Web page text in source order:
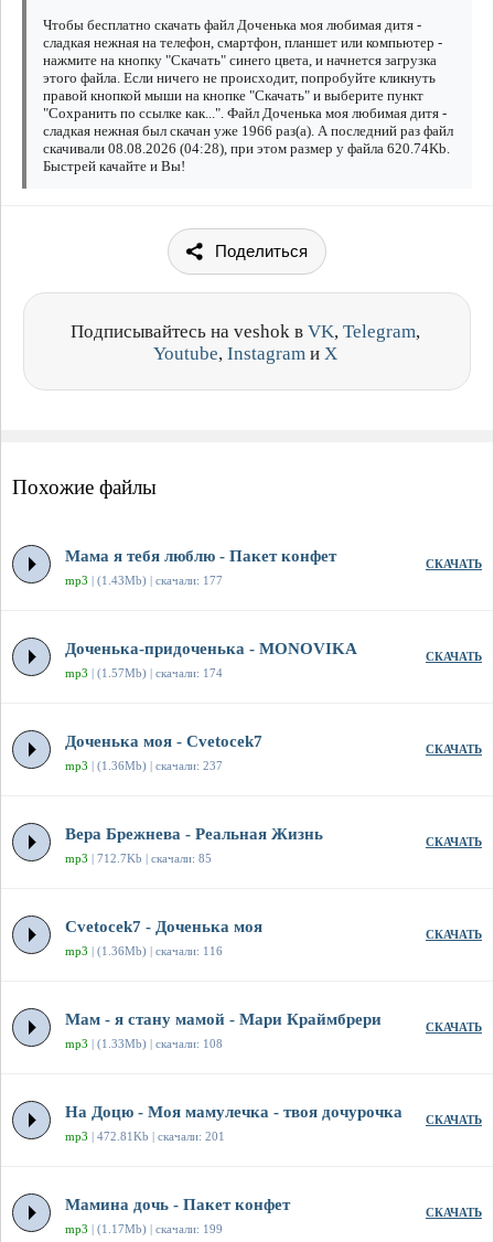
Чтобы бесплатно скачать файл Доченька моя любимая дитя -
сладкая нежная на телефон, смартфон, планшет или компьютер -
нажмите на кнопку "Скачать" синего цвета, и начнется загрузка
этого файла. Если ничего не происходит, попробуйте кликнуть
правой кнопкой мыши на кнопке "Скачать" и выберите пункт
"Сохранить по ссылке как...". Файл Доченька моя любимая дитя -
сладкая нежная был скачан уже 1966 раз(а). А последний раз файл
скачивали 08.08.2026 (04:28), при этом размер у файла 620.74Kb.
Быстрей качайте и Вы!
Поделиться
Подписывайтесь на veshok в VK, Telegram,
Youtube, Instagram и X
Похожие файлы
Мама я тебя люблю - Пакет конфет
mp3 | (1.43Mb) | скачали: 177
СКАЧАТЬ
Доченька-придоченька - MONOVIKA
mp3 | (1.57Mb) | скачали: 174
СКАЧАТЬ
Доченька моя - Cvetocek7
mp3 | (1.36Mb) | скачали: 237
СКАЧАТЬ
Вера Брежнева - Реальная Жизнь
mp3 | 712.7Kb | скачали: 85
СКАЧАТЬ
Cvetocek7 - Доченька моя
mp3 | (1.36Mb) | скачали: 116
СКАЧАТЬ
Мам - я стану мамой - Мари Краймбрери
mp3 | (1.33Mb) | скачали: 108
СКАЧАТЬ
На Доцю - Моя мамулечка - твоя дочурочка
mp3 | 472.81Kb | скачали: 201
СКАЧАТЬ
Мамина дочь - Пакет конфет
mp3 | (1.17Mb) | скачали: 199
СКАЧАТЬ